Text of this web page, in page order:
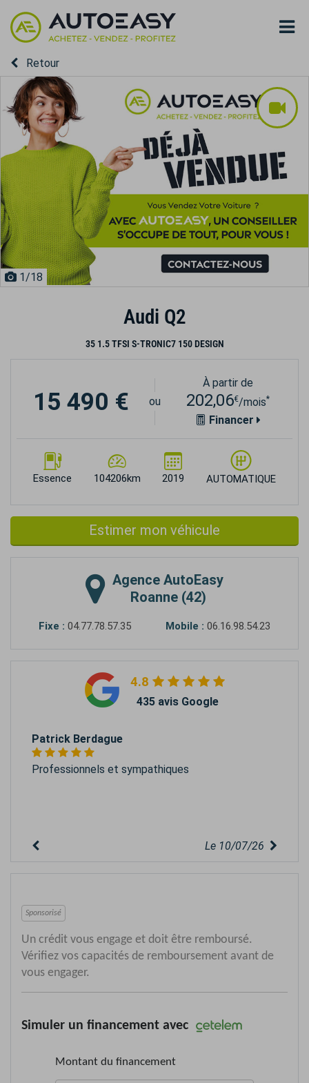
Retour
1/18
Audi Q2
35 1.5 TFSI S-TRONIC7 150 DESIGN
Essence 104206km 2019 AUTOMATIQUE
15 490 € ou
À partir de
202,06€/mois*
Financer
Estimer mon véhicule
Agence AutoEasy
Roanne (42)
Fixe : 04.77.78.57.35 Mobile : 06.16.98.54.23
4.8
435 avis Google
Patrick Berdague
Professionnels et sympathiques
Le 10/07/26